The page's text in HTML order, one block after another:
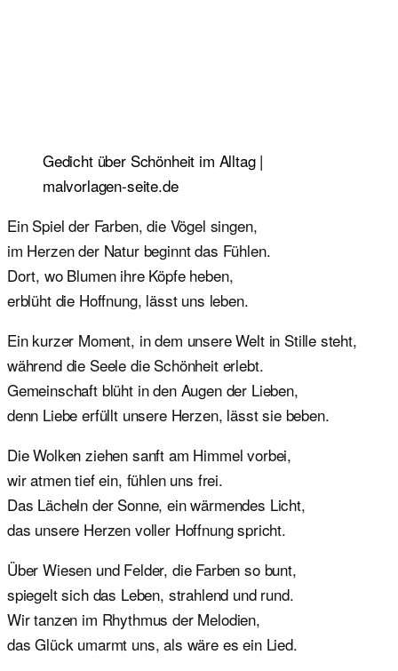
Gedicht über Schönheit im Alltag |
malvorlagen-seite.de
Ein Spiel der Farben, die Vögel singen,
im Herzen der Natur beginnt das Fühlen.
Dort, wo Blumen ihre Köpfe heben,
erblüht die Hoffnung, lässt uns leben.
Ein kurzer Moment, in dem unsere Welt in Stille steht,
während die Seele die Schönheit erlebt.
Gemeinschaft blüht in den Augen der Lieben,
denn Liebe erfüllt unsere Herzen, lässt sie beben.
Die Wolken ziehen sanft am Himmel vorbei,
wir atmen tief ein, fühlen uns frei.
Das Lächeln der Sonne, ein wärmendes Licht,
das unsere Herzen voller Hoffnung spricht.
Über Wiesen und Felder, die Farben so bunt,
spiegelt sich das Leben, strahlend und rund.
Wir tanzen im Rhythmus der Melodien,
das Glück umarmt uns, als wäre es ein Lied.